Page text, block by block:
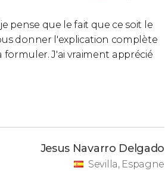
pense que le fait que ce soit le
donner l'explication complète
formuler. J'ai vraiment apprécié
Jesus Navarro Delgado
Sevilla, Espagne